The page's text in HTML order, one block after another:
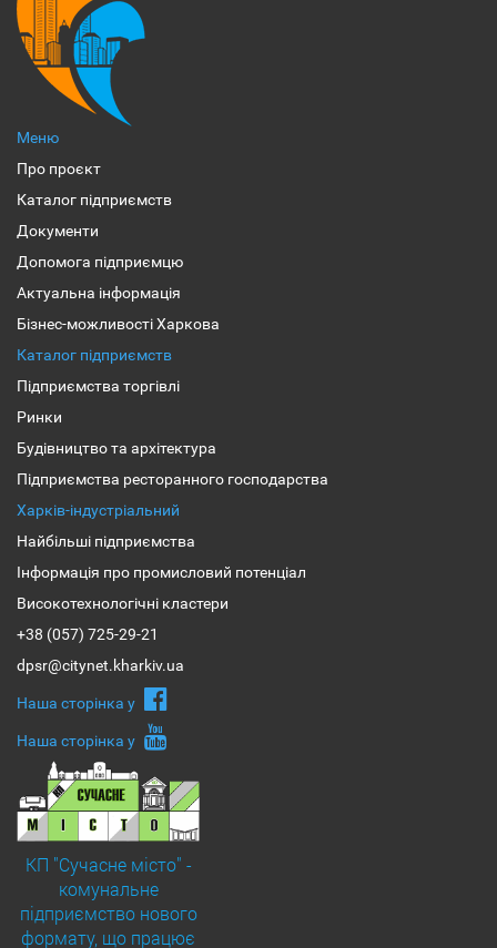
Меню
Про проєкт
Каталог підприємств
Документи
Допомога підприємцю
Актуальна інформація
Бізнес-можливості Харкова
Каталог підприємств
Підприємства торгівлі
Ринки
Будівництво та архітектура
Підприємства ресторанного господарства
Харків-індустріальний
Найбільші підприємства
Інформація про промисловий потенціал
Високотехнологічні кластери
+38 (057) 725-29-21
dpsr@citynet.kharkiv.ua
Наша сторiнка у
Наша сторiнка у
КП "Сучасне місто" -
комунальне
підприємство нового
формату, що працює